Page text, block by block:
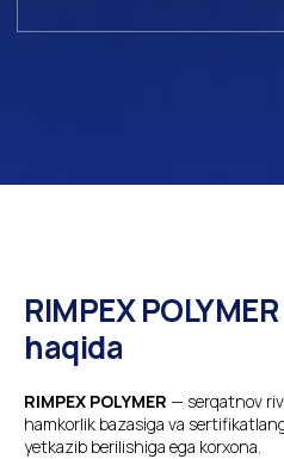
RIMPEX
haqida
RIMPEX POLYMER — serqatnov
hamkorlik bazasiga va
yetkazib berilishiga ega korxona.